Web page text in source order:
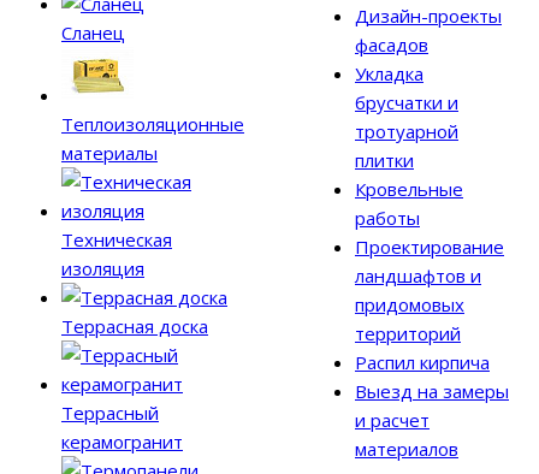
Сланец
Теплоизоляционные
материалы
Техническая
изоляция
Террасная доска
Террасный
керамогранит
Дизайн-проекты
фасадов
Укладка
брусчатки и
тротуарной
плитки
Кровельные
работы
Проектирование
ландшафтов и
придомовых
территорий
Распил кирпича
Выезд на замеры
и расчет
материалов